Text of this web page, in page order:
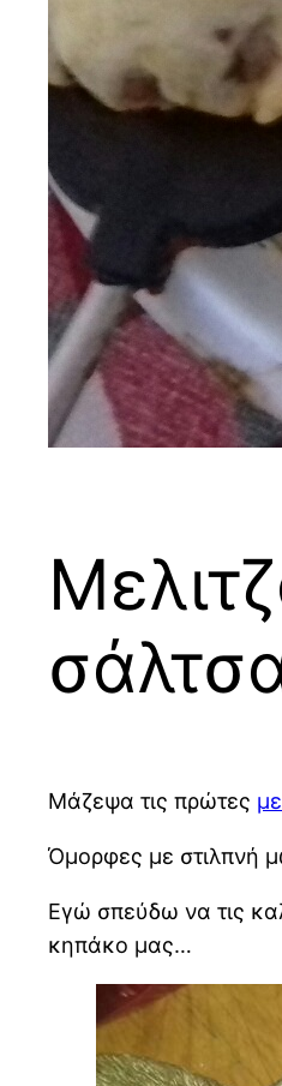
Μάζεψα τις πρώτες
Όμορφες με στιλπνή
Εγώ σπεύδω να τις
κηπάκο μας…